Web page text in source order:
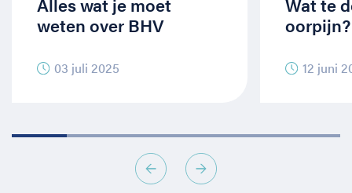
weten over BHV
03 juli 2025
oorpijn?
12 juni